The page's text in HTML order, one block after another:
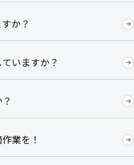
か？
いますか？
業を！